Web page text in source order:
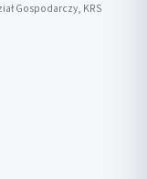
Gospodarczy, KRS